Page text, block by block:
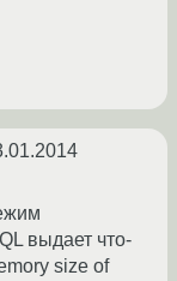
выдает что-
size of